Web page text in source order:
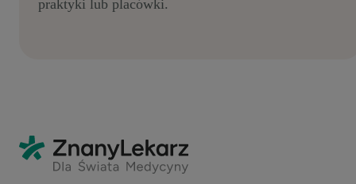
praktyki lub placówki.